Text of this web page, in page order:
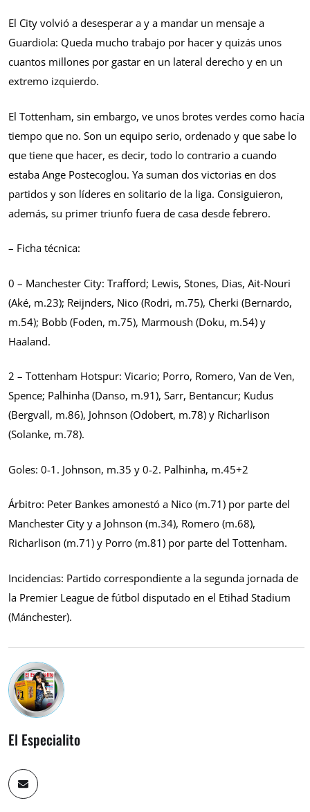
El City volvió a desesperar a y a mandar un mensaje a
Guardiola: Queda mucho trabajo por hacer y quizás unos
cuantos millones por gastar en un lateral derecho y en un
extremo izquierdo.
El Tottenham, sin embargo, ve unos brotes verdes como hacía
tiempo que no. Son un equipo serio, ordenado y que sabe lo
que tiene que hacer, es decir, todo lo contrario a cuando
estaba Ange Postecoglou. Ya suman dos victorias en dos
partidos y son líderes en solitario de la liga. Consiguieron,
además, su primer triunfo fuera de casa desde febrero.
– Ficha técnica:
0 – Manchester City: Trafford; Lewis, Stones, Dias, Ait-Nouri
(Aké, m.23); Reijnders, Nico (Rodri, m.75), Cherki (Bernardo,
m.54); Bobb (Foden, m.75), Marmoush (Doku, m.54) y
Haaland.
2 – Tottenham Hotspur: Vicario; Porro, Romero, Van de Ven,
Spence; Palhinha (Danso, m.91), Sarr, Bentancur; Kudus
(Bergvall, m.86), Johnson (Odobert, m.78) y Richarlison
(Solanke, m.78).
Goles: 0-1. Johnson, m.35 y 0-2. Palhinha, m.45+2
Árbitro: Peter Bankes amonestó a Nico (m.71) por parte del
Manchester City y a Johnson (m.34), Romero (m.68),
Richarlison (m.71) y Porro (m.81) por parte del Tottenham.
Incidencias: Partido correspondiente a la segunda jornada de
la Premier League de fútbol disputado en el Etihad Stadium
(Mánchester).
El Especialito